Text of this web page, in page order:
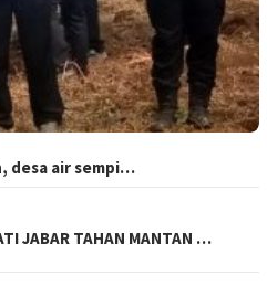
desa air sempi…
JABAR TAHAN MANTAN …